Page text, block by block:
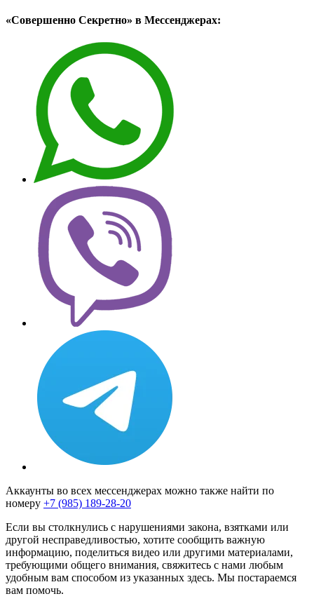
«Совершенно Секретно» в Мессенджерах:
Аккаунты во всех мессенджерах можно также найти по
номеру +7 (985) 189-28-20
Если вы столкнулись с нарушениями закона, взятками или
другой несправедливостью, хотите сообщить важную
информацию, поделиться видео или другими материалами,
требующими общего внимания, свяжитесь с нами любым
удобным вам способом из указанных здесь. Мы постараемся
вам помочь.